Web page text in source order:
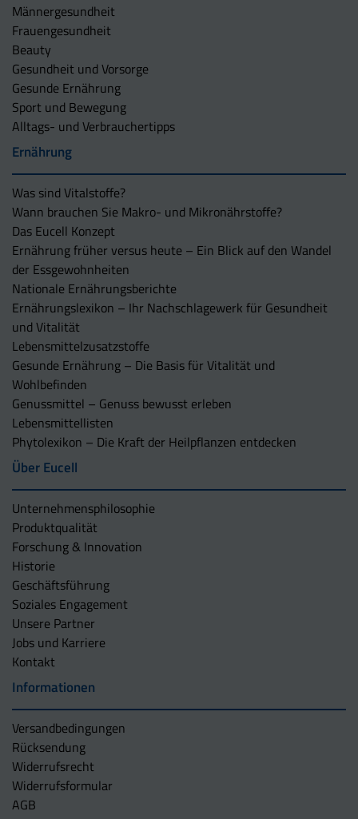
Männergesundheit
Frauengesundheit
Beauty
Gesundheit und Vorsorge
Gesunde Ernährung
Sport und Bewegung
Alltags- und Verbrauchertipps
Ernährung
Was sind Vitalstoffe?
Wann brauchen Sie Makro- und Mikronährstoffe?
Das Eucell Konzept
Ernährung früher versus heute – Ein Blick auf den Wandel
der Essgewohnheiten
Nationale Ernährungsberichte
Ernährungslexikon – Ihr Nachschlagewerk für Gesundheit
und Vitalität
Lebensmittelzusatzstoffe
Gesunde Ernährung – Die Basis für Vitalität und
Wohlbefinden
Genussmittel – Genuss bewusst erleben
Lebensmittellisten
Phytolexikon – Die Kraft der Heilpflanzen entdecken
Über Eucell
Unternehmens­philosophie
Produktqualität
Forschung & Innovation
Historie
Geschäftsführung
Soziales Engagement
Unsere Partner
Jobs und Karriere
Kontakt
Informationen
Versandbedingungen
Rücksendung
Widerrufsrecht
Widerrufsformular
AGB